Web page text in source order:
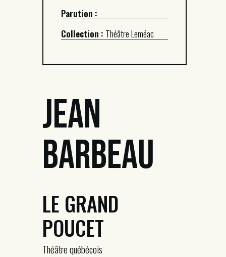
Parution :
Collection : Théâtre Leméac
Jean
Barbeau
LE GRAND
POUCET
Théâtre québécois